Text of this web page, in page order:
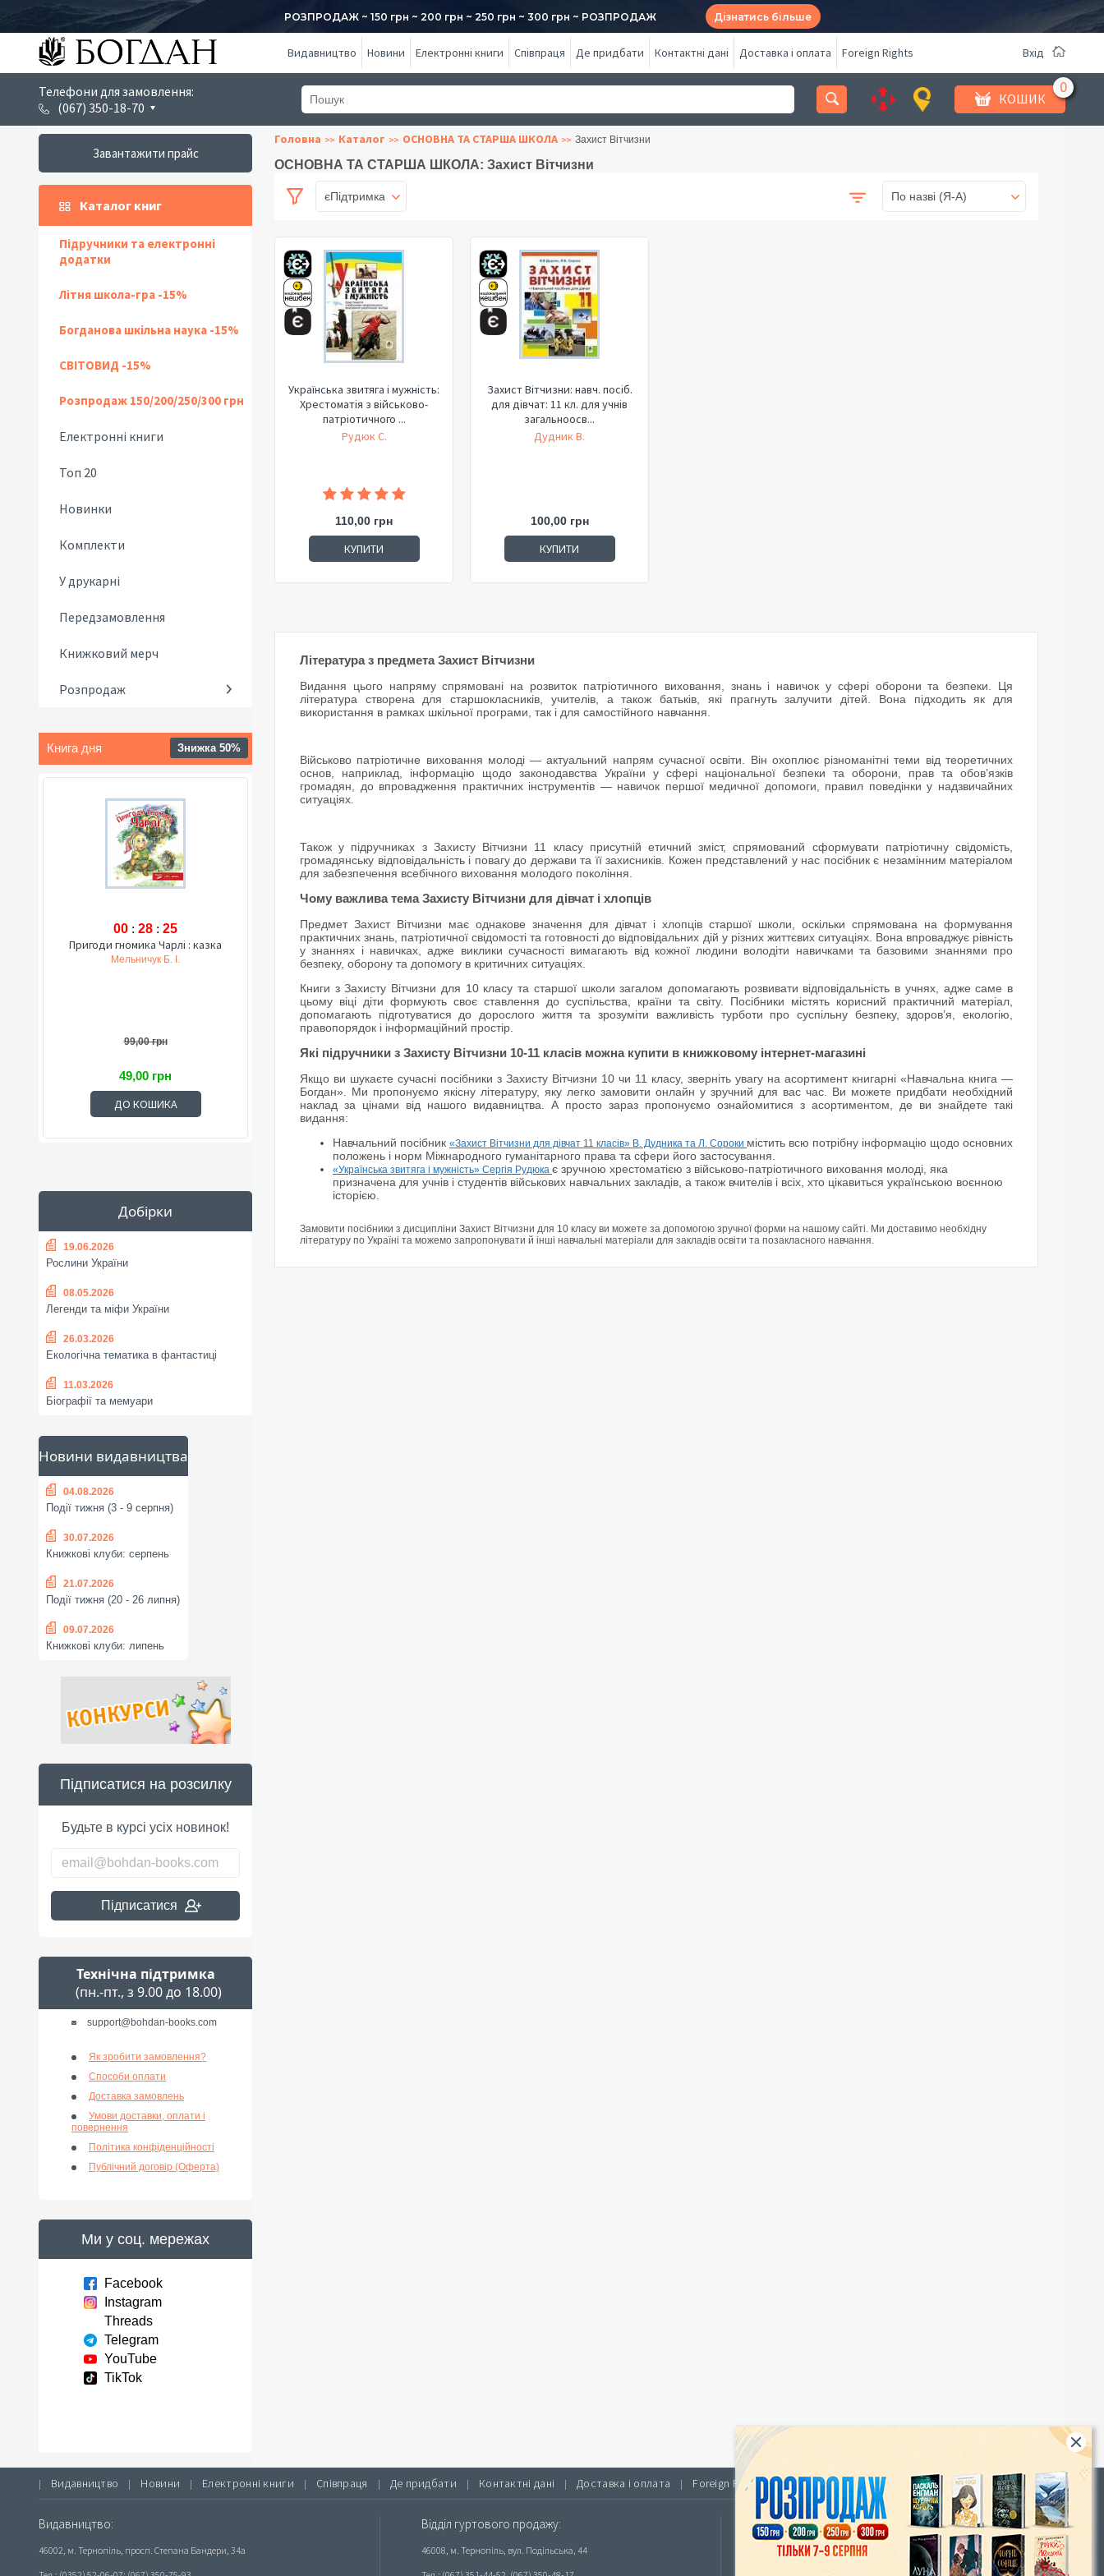
РОЗПРОДАЖ ~ 150 грн ~ 200 грн ~ 250 грн ~ 300 грн ~ РОЗПРОДАЖ Дізнатись більше
Видавництво Новини Електронні книги Співпраця Де придбати Контактні дані Доставка і оплата Foreign Rights Вхід
Телефони для замовлення:
(067) 350-18-70
КОШИК
Завантажити прайс
Каталог книг
Підручники та електронні
додатки
Літня школа-гра -15%
Богданова шкільна наука -15%
СВІТОВИД -15%
Розпродаж 150/200/250/300 грн
Електронні книги
Топ 20
Новинки
Комплекти
У друкарні
Передзамовлення
Книжковий мерч
Розпродаж
Книга дня Знижка 50%
00 : 28 : 24
Пригоди гномика Чарлі : казка
Мельничук Б. І.
99,00 грн
49,00 грн
ДО КОШИКА
Добірки
19.06.2026
Рослини України
08.05.2026
Легенди та міфи України
26.03.2026
Екологічна тематика в фантастиці
11.03.2026
Біографії та мемуари
Новини видавництва
04.08.2026
Події тижня (3 - 9 серпня)
30.07.2026
Книжкові клуби: серпень
21.07.2026
Події тижня (20 - 26 липня)
09.07.2026
Книжкові клуби: липень
Підписатися на розсилку
Будьте в курсі усіх новинок!
Підписатися
Технічна підтримка
(пн.-пт., з 9.00 до 18.00)
support@bohdan-books.com
Як зробити замовлення?
Способи оплати
Доставка замовлень
Умови доставки, оплати і
повернення
Політика конфіденційності
Публічний договір (Оферта)
Ми у соц. мережах
Facebook
Instagram
Threads
Telegram
YouTube
TikTok
Головна Каталог ОСНОВНА ТА СТАРША ШКОЛА Захист Вітчизни
ОСНОВНА ТА СТАРША ШКОЛА: Захист Вітчизни
єПідтримка По назві (Я-А)
Українська звитяга і мужність:
Хрестоматія з військово-
патріотичного ...
Рудюк С.
110,00 грн
КУПИТИ
Захист Вітчизни: навч. посіб.
для дівчат: 11 кл. для учнів
загальноосв...
Дудник В.
100,00 грн
КУПИТИ
Література з предмета Захист Вітчизни
Видання цього напряму спрямовані на розвиток патріотичного виховання, знань і навичок у сфері оборони та безпеки. Ця
література створена для старшокласників, учителів, а також батьків, які прагнуть залучити дітей. Вона підходить як для
використання в рамках шкільної програми, так і для самостійного навчання.
Військово патріотичне виховання молоді — актуальний напрям сучасної освіти. Він охоплює різноманітні теми від теоретичних
основ, наприклад, інформацію щодо законодавства України у сфері національної безпеки та оборони, прав та обов’язків
громадян, до впровадження практичних інструментів — навичок першої медичної допомоги, правил поведінки у надзвичайних
ситуаціях.
Також у підручниках з Захисту Вітчизни 11 класу присутній етичний зміст, спрямований сформувати патріотичну свідомість,
громадянську відповідальність і повагу до держави та її захисників. Кожен представлений у нас посібник є незамінним матеріалом
для забезпечення всебічного виховання молодого покоління.
Чому важлива тема Захисту Вітчизни для дівчат і хлопців
Предмет Захист Вітчизни має однакове значення для дівчат і хлопців старшої школи, оскільки спрямована на формування
практичних знань, патріотичної свідомості та готовності до відповідальних дій у різних життєвих ситуаціях. Вона впроваджує рівність
у знаннях і навичках, адже виклики сучасності вимагають від кожної людини володіти навичками та базовими знаннями про
безпеку, оборону та допомогу в критичних ситуаціях.
Книги з Захисту Вітчизни для 10 класу та старшої школи загалом допомагають розвивати відповідальність в учнях, адже саме в
цьому віці діти формують своє ставлення до суспільства, країни та світу. Посібники містять корисний практичний матеріал,
допомагають підготуватися до дорослого життя та зрозуміти важливість турботи про суспільну безпеку, здоров’я, екологію,
правопорядок і інформаційний простір.
Які підручники з Захисту Вітчизни 10-11 класів можна купити в книжковому інтернет-магазині
Якщо ви шукаєте сучасні посібники з Захисту Вітчизни 10 чи 11 класу, зверніть увагу на асортимент книгарні «Навчальна книга —
Богдан». Ми пропонуємо якісну літературу, яку легко замовити онлайн у зручний для вас час. Ви можете придбати необхідний
наклад за цінами від нашого видавництва. А просто зараз пропонуємо ознайомитися з асортиментом, де ви знайдете такі
видання:
Навчальний посібник «Захист Вітчизни для дівчат 11 класів» В. Дудника та Л. Сороки містить всю потрібну інформацію щодо основних
положень і норм Міжнародного гуманітарного права та сфери його застосування.
«Українська звитяга і мужність» Сергія Рудюка є зручною хрестоматією з військово-патріотичного виховання молоді, яка
призначена для учнів і студентів військових навчальних закладів, а також вчителів і всіх, хто цікавиться українською воєнною
історією.
Замовити посібники з дисципліни Захист Вітчизни для 10 класу ви можете за допомогою зручної форми на нашому сайті. Ми доставимо необхідну
літературу по Україні та можемо запропонувати й інші навчальні матеріали для закладів освіти та позакласного навчання.
| Видавництво | Новини | Електронні книги | Співпраця | Де придбати | Контактні дані | Доставка і оплата | Foreign Rights |
Видавництво:
46002, м. Тернопіль, просп. Степана Бандери, 34а
Відділ гуртового продажу:
46008, м. Тернопіль, вул. Подільська, 44
Інтернет-магазин «Видавництво Богдан»:
46018, м. Тернопіль, А/С 529